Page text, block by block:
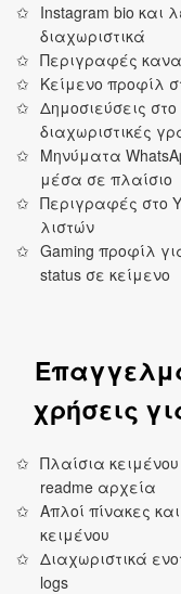
Instagram bio και
διαχωριστικά
Περιγραφές
Κείμενο προφίλ
Δημοσιεύσεις
διαχωριστικές
Μηνύματα
μέσα σε πλαίσιο
Περιγραφές στο
λιστών
Gaming προφίλ
status σε κείμενο
χρήσεις
Πλαίσια
readme αρχεία
Απλοί πίνακες
κειμένου
Διαχωριστικά
logs